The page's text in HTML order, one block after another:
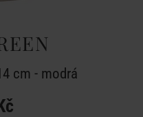
cm - modrá